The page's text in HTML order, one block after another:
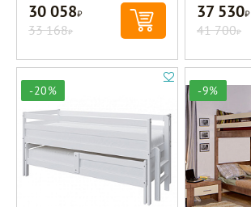
30 058Р
33 168Р
37 530Р
41 700Р
-20% -9%